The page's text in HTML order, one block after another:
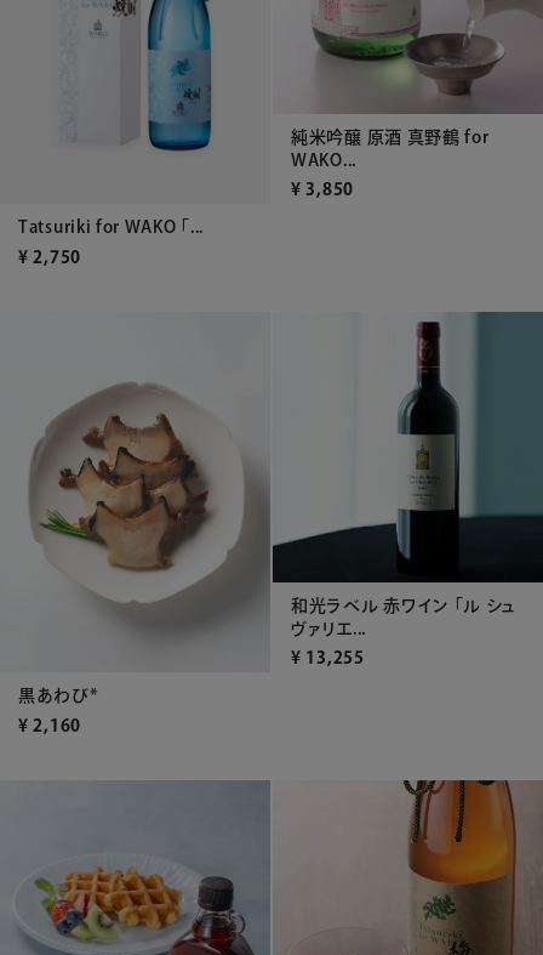
Tatsuriki for WAKO 「...
¥ 2,750
純米吟醸 原酒 真野鶴 for
WAKO...
¥ 3,850
黒あわび*
¥ 2,160
和光ラベル 赤ワイン 「ル シュ
ヴァリエ...
¥ 13,255